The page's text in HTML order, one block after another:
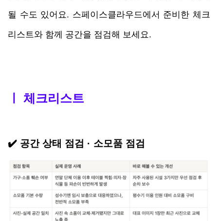
될 수도 있어요. 스페이스클라우드에서 준비한 체크
리스트와 함께 공간을 점검해 보세요.
ㅣ 체크리스트
✔️ 공간 상태 점검 · 소모품 점검